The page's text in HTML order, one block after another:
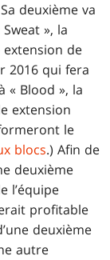
deuxième va
», la
de
2016 qui fera
« Blood », la
extension
le
blocs.) Afin de
deuxième
l’équipe
profitable
deuxième
autre